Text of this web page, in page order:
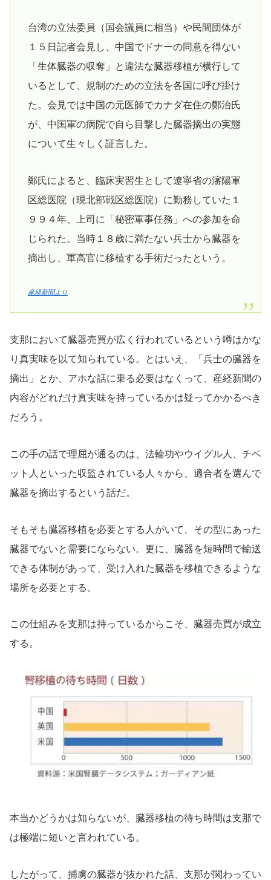
台湾の立法委員（国会議員に相当）や民間団体が
１５日記者会見し、中国でドナーの同意を得ない
「生体臓器の収奪」と違法な臓器移植が横行して
いるとして、規制のための立法を各国に呼び掛け
た。会見では中国の元医師でカナダ在住の鄭治氏
が、中国軍の病院で自ら目撃した臓器摘出の実態
について生々しく証言した。
鄭氏によると、臨床実習生として遼寧省の瀋陽軍
区総医院（現北部戦区総医院）に勤務していた１
９９４年、上司に「秘密軍事任務」への参加を命
じられた。当時１８歳に満たない兵士から臓器を
摘出し、軍高官に移植する手術だったという。
産経新聞より
支那において臓器売買が広く行われているという噂はかな
り真実味を以て知られている。とはいえ、「兵士の臓器を
摘出」とか、アホな話に乗る必要はなくって、産経新聞の
内容がどれだけ真実味を持っているかは疑ってかかるべき
だろう。
この手の話で理屈が通るのは、法輪功やウイグル人、チベ
ット人といった収監されている人々から、適合者を選んで
臓器を摘出するという話だ。
そもそも臓器移植を必要とする人がいて、その型にあった
臓器でないと需要にならない。更に、臓器を短時間で輸送
できる体制があって、受け入れた臓器を移植できるような
場所を必要とする。
この仕組みを支那は持っているからこそ、臓器売買が成立
する。
本当かどうかは知らないが、臓器移植の待ち時間は支那で
は極端に短いと言われている。
したがって、捕虜の臓器が抜かれた話、支那が関わってい